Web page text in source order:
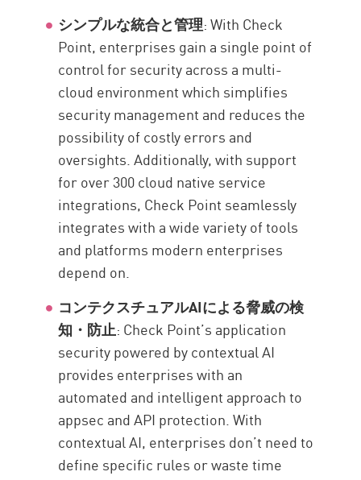
シンプルな統合と管理: With Check
Point, enterprises gain a single point of
control for security across a multi-
cloud environment which simplifies
security management and reduces the
possibility of costly errors and
oversights. Additionally, with support
for over 300 cloud native service
integrations, Check Point seamlessly
integrates with a wide variety of tools
and platforms modern enterprises
depend on.
コンテクスチュアルAIによる脅威の検
知・防止: Check Point’s application
security powered by contextual AI
provides enterprises with an
automated and intelligent approach to
appsec and API protection. With
contextual AI, enterprises don’t need to
define specific rules or waste time